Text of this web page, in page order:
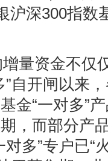
沪深300指数
资金不仅
”自开闸以来
金“一对多”
，而部分产
多”专户已“